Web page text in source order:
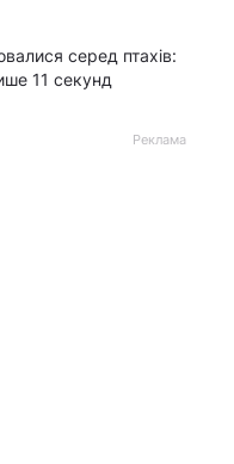
серед птахів:
11 секунд
Реклама